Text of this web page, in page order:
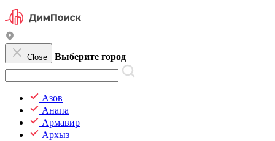
Close Выберите город
Азов
Анапа
Армавир
Архыз